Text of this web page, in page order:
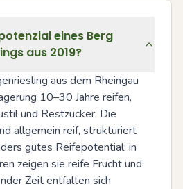
eines Berg
aus 2019?
aus dem Rheingau
10–30 Jahre reifen,
und Restzucker. Die
allgemein reif, strukturiert
gutes Reifepotential: in
zeigen sie reife Frucht und
Zeit entfalten sich